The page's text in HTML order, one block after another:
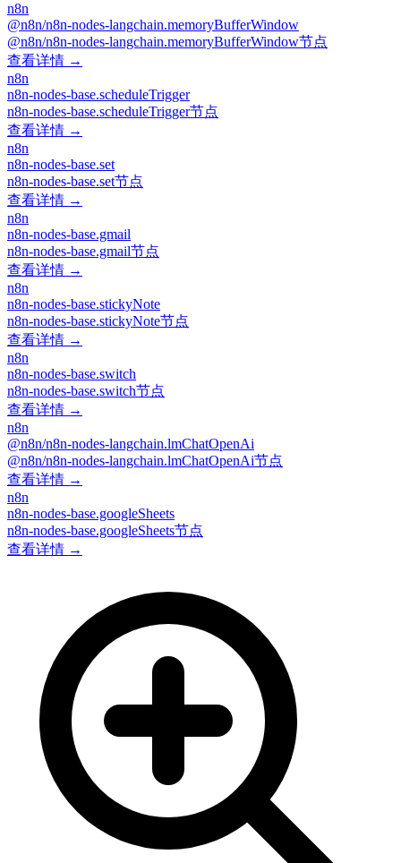
n8n
@n8n/n8n-nodes-langchain.memoryBufferWindow
@n8n/n8n-nodes-langchain.memoryBufferWindow节点
查看详情 →
n8n
n8n-nodes-base.scheduleTrigger
n8n-nodes-base.scheduleTrigger节点
查看详情 →
n8n
n8n-nodes-base.set
n8n-nodes-base.set节点
查看详情 →
n8n
n8n-nodes-base.gmail
n8n-nodes-base.gmail节点
查看详情 →
n8n
n8n-nodes-base.stickyNote
n8n-nodes-base.stickyNote节点
查看详情 →
n8n
n8n-nodes-base.switch
n8n-nodes-base.switch节点
查看详情 →
n8n
@n8n/n8n-nodes-langchain.lmChatOpenAi
@n8n/n8n-nodes-langchain.lmChatOpenAi节点
查看详情 →
n8n
n8n-nodes-base.googleSheets
n8n-nodes-base.googleSheets节点
查看详情 →